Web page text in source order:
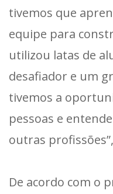
tivemos que
equipe para
utilizou latas de
desafiador e um
tivemos a
pessoas e
outras
De acordo com o